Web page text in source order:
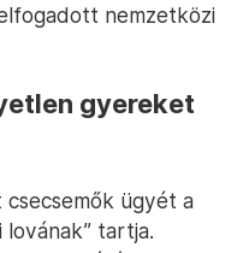
nemzetközi
gyereket
ügyét a
tartja.